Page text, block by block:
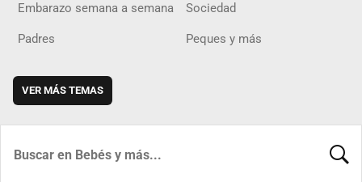
Embarazo semana a semana Sociedad
Padres Peques y más
VER MÁS TEMAS